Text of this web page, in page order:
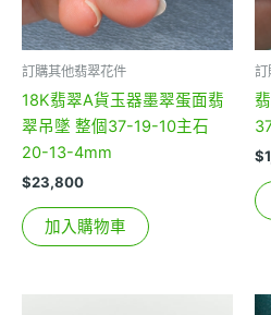
訂購其他翡翠花件
18K翡翠A貨玉器墨翠蛋面翡
翠吊墜 整個37-19-10主石
20-13-4mm
$23,800
加入購物車
訂
$